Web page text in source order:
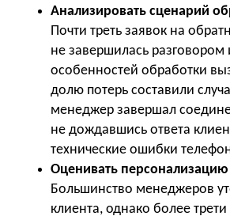
Анализировать сценарий
Почти треть заявок на
не завершилась разговором
особенностей обработки
долю потерь составили
менеджер завершал
не дождавшись ответа
технические ошибки
Оценивать
Большинство менеджеров
клиента, однако более